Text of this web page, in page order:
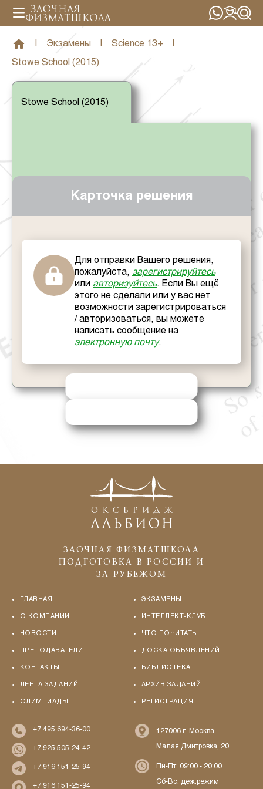
Экзамены Science 13+
Stowe School (2015)
Stowe School (2015)
Карточка решения
Для отправки Вашего решения,
пожалуйста, зарегистрируйтесь
или авторизуйтесь. Если Вы ещё
этого не сделали или у вас нет
возможности зарегистрироваться
/ авторизоваться, вы можете
написать сообщение на
электронную почту.
ЗАОЧНАЯ ФИЗМАТШКОЛА
ПОДГОТОВКА В РОССИИ И
ЗА РУБЕЖОМ
ГЛАВНАЯ
О КОМПАНИИ
НОВОСТИ
ПРЕПОДАВАТЕЛИ
КОНТАКТЫ
ЛЕНТА ЗАДАНИЙ
ОЛИМПИАДЫ
ЭКЗАМЕНЫ
ИНТЕЛЛЕКТ-КЛУБ
ЧТО ПОЧИТАТЬ
ДОСКА ОБЪЯВЛЕНИЙ
БИБЛИОТЕКА
АРХИВ ЗАДАНИЙ
РЕГИСТРАЦИЯ
+7 495 694-36-00
+7 925 505-24-42
+7 916 151-25-94
+7 916 151-25-94
127006 г. Москва,
Малая Дмитровка, 20
Пн-Пт: 09:00 - 20:00
Сб-Вс: деж.режим